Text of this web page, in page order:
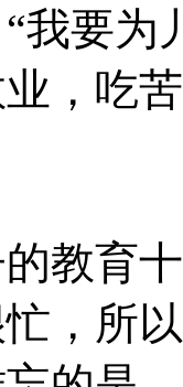
我要
，吃
育十
，所